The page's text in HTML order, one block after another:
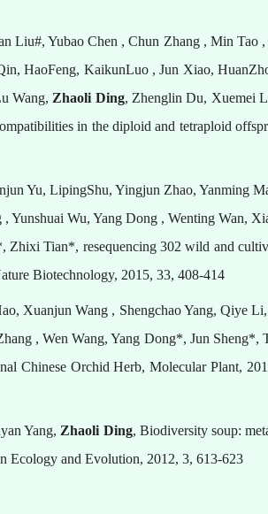
Liu#, Yubao Chen , Chun Zhang , Min Tao ,
HaoFeng, KaikunLuo , Jun Xiao,
Wang, Zhaoli Ding, Zhenglin Du, Xuemei
in the diploid and tetraploid
Yu, LipingShu, Yingjun Zhao, Yanming
Wu, Yang Dong , Wenting Wan,
Zhixi Tian*, resequencing 302 wild and
Biotechnology, 2015, 33, 408-414
Xuanjun Wang , Shengchao Yang, Qiye Li,
, Wen Wang, Yang Dong*, Jun Sheng*,
Chinese Orchid Herb, Molecular Plant,
Yang, Zhaoli Ding, Biodiversity soup:
Ecology and Evolution, 2012, 3, 613-623